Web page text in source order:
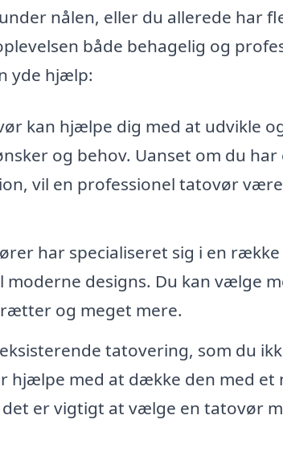
nålen, eller du allerede har
både behagelig og
yde hjælp:
kan hjælpe dig med at udvikle
og behov. Uanset om du har
vil en professionel tatovør
har specialiseret sig i en
designs. Du kan vælge
og meget mere.
tatovering, som du
med at dække den med et
er vigtigt at vælge en tatovør